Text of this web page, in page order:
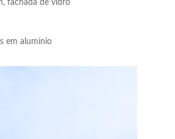
fachada de vidro
em alumínio